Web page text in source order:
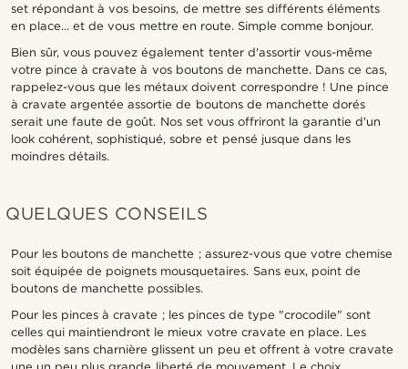
set répondant à vos besoins, de mettre ses différents éléments
en place... et de vous mettre en route. Simple comme bonjour.
Bien sûr, vous pouvez également tenter d'assortir vous-même
votre pince à cravate à vos boutons de manchette. Dans ce cas,
rappelez-vous que les métaux doivent correspondre ! Une pince
à cravate argentée assortie de boutons de manchette dorés
serait une faute de goût. Nos set vous offriront la garantie d'un
look cohérent, sophistiqué, sobre et pensé jusque dans les
moindres détails.
QUELQUES CONSEILS
Pour les boutons de manchette ; assurez-vous que votre chemise
soit équipée de poignets mousquetaires. Sans eux, point de
boutons de manchette possibles.
Pour les pinces à cravate ; les pinces de type "crocodile" sont
celles qui maintiendront le mieux votre cravate en place. Les
modèles sans charnière glissent un peu et offrent à votre cravate